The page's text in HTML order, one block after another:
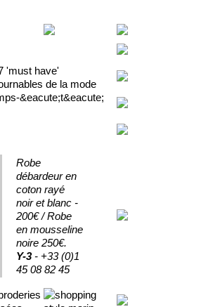
Robe
débardeur en
coton rayé
noir et blanc -
200€ / Robe
en mousseline
noire 250€.
Y-3- +33 (0)1
45 08 82 45